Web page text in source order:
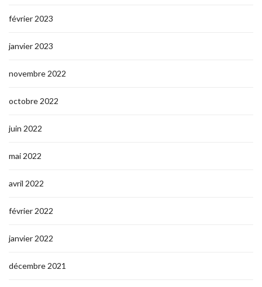
février 2023
janvier 2023
novembre 2022
octobre 2022
juin 2022
mai 2022
avril 2022
février 2022
janvier 2022
décembre 2021